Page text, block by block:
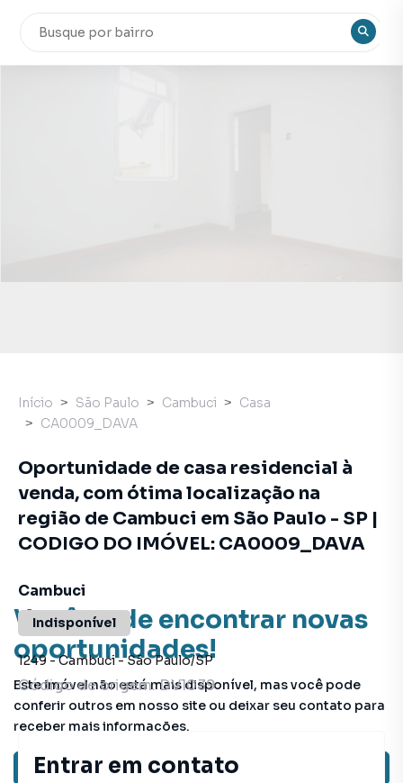
Você pode encontrar novas
oportunidades!
Este imóvel não está mais disponível, mas você pode
conferir outros em nosso site ou deixar seu contato para
receber mais informações.
Ver sugestões
Início São Paulo Cambuci
Casa
CA0009_DAVA
Oportunidade de casa residencial à
venda, com ótima localização na
região de Cambuci em São Paulo - SP |
CODIGO DO IMÓVEL: CA0009_DAVA
Cambuci
Indisponível
1249 -Cambuci-São Paulo/SP
Código de origem:DV1039
Entrar em contato